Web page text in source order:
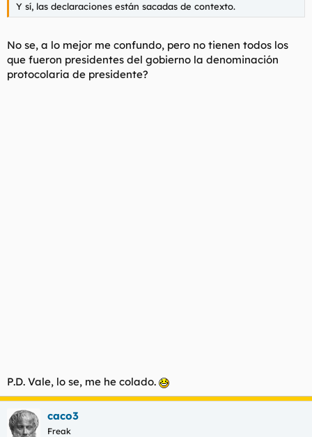
Y sí, las declaraciones están sacadas de contexto.
No se, a lo mejor me confundo, pero no tienen todos los
que fueron presidentes del gobierno la denominación
protocolaria de presidente?
P.D. Vale, lo se, me he colado.
caco3
Freak